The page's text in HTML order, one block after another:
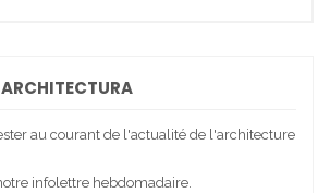
au courant de l'actualité de l'architecture
infolettre hebdomadaire.